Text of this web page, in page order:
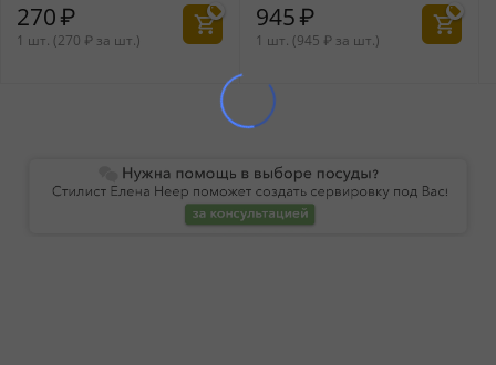
270₽
1 шт. (270 ₽ за шт.)
945₽
1 шт. (945 ₽за шт.)